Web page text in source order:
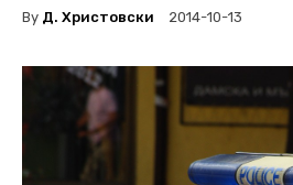
By Д. Христовски 2014-10-13